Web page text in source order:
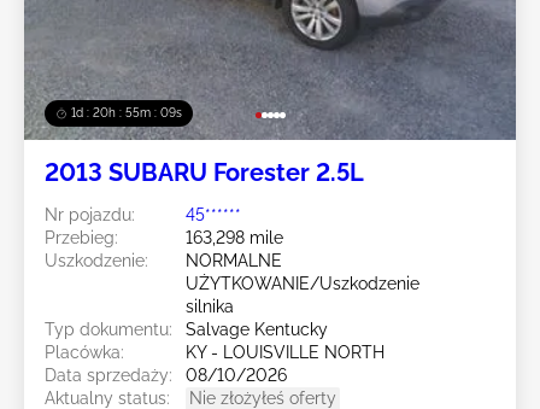
1d : 20h : 55m : 07s
2013 SUBARU Forester 2.5L
Nr pojazdu:
45******
Przebieg:
163,298 mile
Uszkodzenie:
NORMALNE
UŻYTKOWANIE/Uszkodzenie
silnika
Typ dokumentu:
Salvage Kentucky
Placówka:
KY - LOUISVILLE NORTH
Data sprzedaży:
08/10/2026
Aktualny status:
Nie złożyłeś oferty